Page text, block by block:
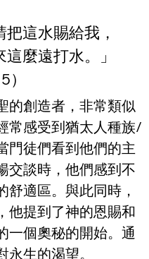
這水賜給我，
麼遠打水。」
的創造者，非常類似
常感受到猶太人種族/
門徒們看到他們的主
交談時，他們感到不
適區。與此同時，
他提到了神的恩賜和
一個奧秘的開始。通
生的渴望。